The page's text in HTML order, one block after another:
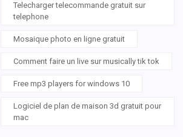
Telecharger telecommande gratuit sur
telephone
Mosaique photo en ligne gratuit
Comment faire un live sur musically tik tok
Free mp3 players for windows 10
Logiciel de plan de maison 3d gratuit pour
mac